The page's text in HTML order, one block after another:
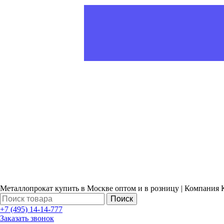
Металлопрокат купить в Москве оптом и в розницу | Компания
Поиск
+7 (495) 14-14-777
Заказать звонок